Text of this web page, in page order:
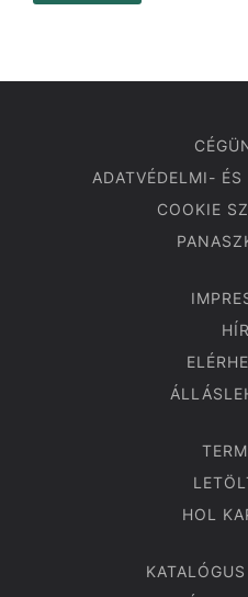
ADATVÉDELMI-
COOKIE
HOL